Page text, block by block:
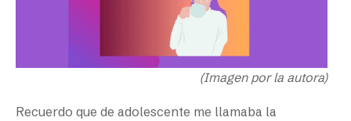
(Imagen por la autora)
Recuerdo que de adolescente me llamaba la